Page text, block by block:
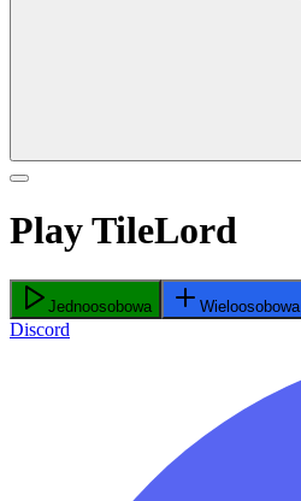
Play TileLord
Jednoosobowa Wieloosobowa
Discord